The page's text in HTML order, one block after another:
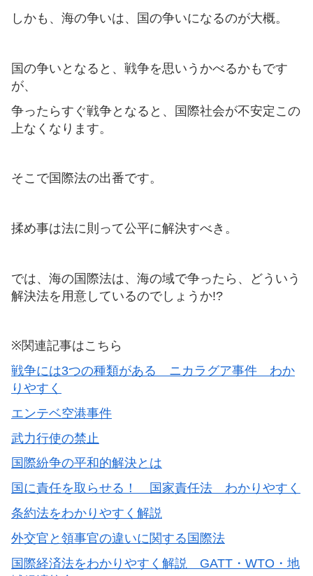
しかも、海の争いは、国の争いになるのが大概。
国の争いとなると、戦争を思いうかべるかもです
が、
争ったらすぐ戦争となると、国際社会が不安定この
上なくなります。
そこで国際法の出番です。
揉め事は法に則って公平に解決すべき。
では、海の国際法は、海の域で争ったら、どういう
解決法を用意しているのでしょうか!?
※関連記事はこちら
戦争には3つの種類がある ニカラグア事件 わか
りやすく
エンテベ空港事件
武力行使の禁止
国際紛争の平和的解決とは
国に責任を取らせる！ 国家責任法 わかりやすく
条約法をわかりやすく解説
外交官と領事官の違いに関する国際法
国際経済法をわかりやすく解説 GATT・WTO・地